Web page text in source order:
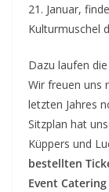
21. Januar,
Kulturmuschel
Dazu laufen
Wir freuen uns
letzten Jahres
Sitzplan hat
Küppers und
bestellten
Event